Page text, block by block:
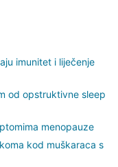
imunitet i liječenje
od opstruktivne sleep
menopauze
kod muškaraca s